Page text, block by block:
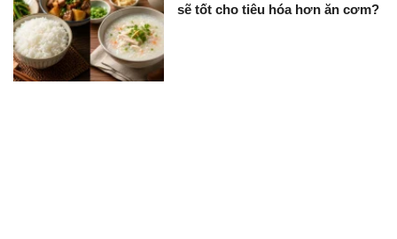
sẽ tốt cho tiêu hóa hơn ăn cơm?